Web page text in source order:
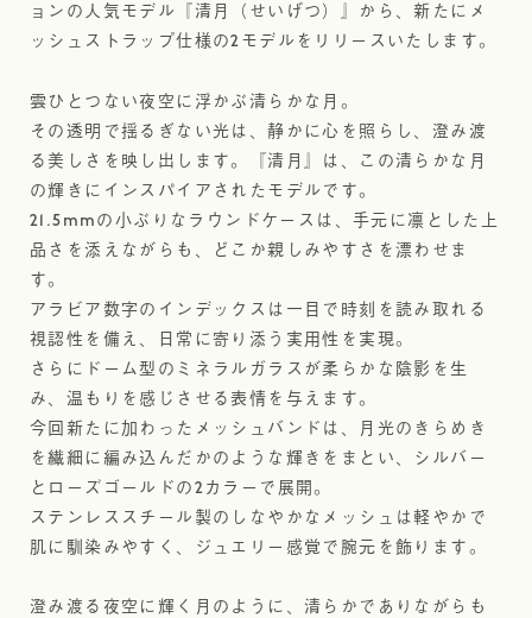
ョンの人気モデル『清月（せいげつ）』から、新たにメ
ッシュストラップ仕様の2モデルをリリースいたします。
雲ひとつない夜空に浮かぶ清らかな月。
その透明で揺るぎない光は、静かに心を照らし、澄み渡
る美しさを映し出します。『清月』は、この清らかな月
の輝きにインスパイアされたモデルです。
21.5mmの小ぶりなラウンドケースは、手元に凛とした上
品さを添えながらも、どこか親しみやすさを漂わせま
す。
アラビア数字のインデックスは一目で時刻を読み取れる
視認性を備え、日常に寄り添う実用性を実現。
さらにドーム型のミネラルガラスが柔らかな陰影を生
み、温もりを感じさせる表情を与えます。
今回新たに加わったメッシュバンドは、月光のきらめき
を繊細に編み込んだかのような輝きをまとい、シルバー
とローズゴールドの2カラーで展開。
ステンレススチール製のしなやかなメッシュは軽やかで
肌に馴染みやすく、ジュエリー感覚で腕元を飾ります。
澄み渡る夜空に輝く月のように、清らかでありながらも